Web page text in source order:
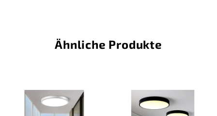
Ähnliche Produkte